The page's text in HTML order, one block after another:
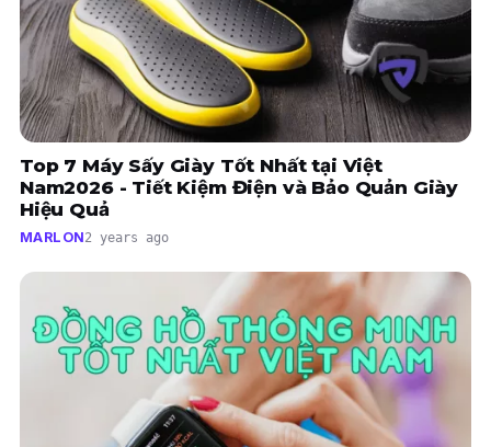
Top 7 Máy Sấy Giày Tốt Nhất tại Việt
Nam2026 - Tiết Kiệm Điện và Bảo Quản Giày
Hiệu Quả
MARLON2 years ago